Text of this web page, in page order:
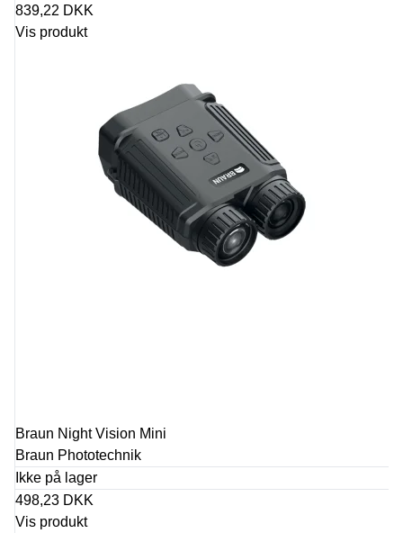
839,22 DKK
Vis produkt
Braun Night Vision Mini
Braun Phototechnik
Ikke på lager
498,23 DKK
Vis produkt